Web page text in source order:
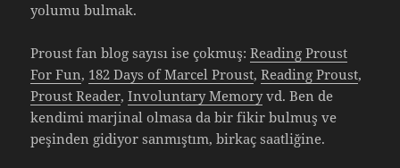
yolumu bulmak.
Proust fan blog sayısı ise çokmuş:Reading Proust
For Fun, 182 Days of Marcel Proust,Reading Proust,
Proust Reader,Involuntary Memoryvd. Ben de
kendimi marjinal olmasa da bir fikir bulmuş ve
peşinden gidiyor sanmıştım, birkaç saatliğine.